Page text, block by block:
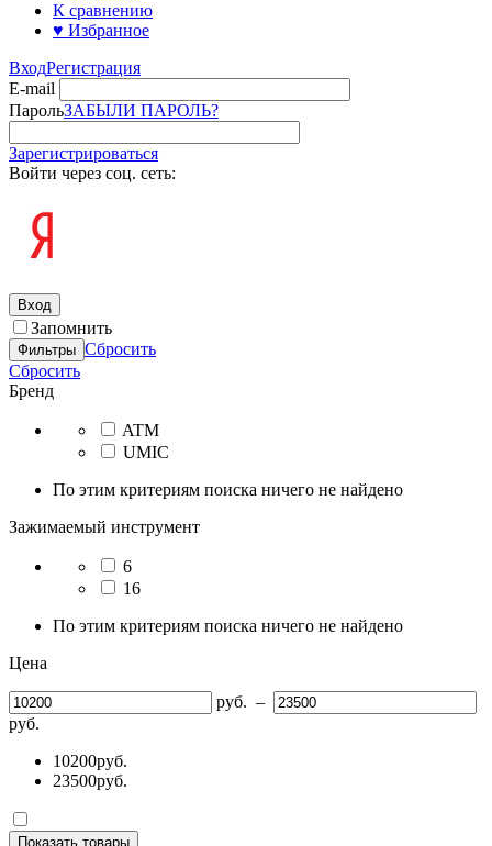
К сравнению
♥ Избранное
ВходРегистрация
E-mail
ПарольЗАБЫЛИ ПАРОЛЬ?
Зарегистрироваться
Войти через соц. сеть:
Вход
Запомнить
Фильтры Сбросить
Сбросить
Бренд
ATM
UMIC
По этим критериям поиска ничего не найдено
Зажимаемый инструмент
6
16
По этим критериям поиска ничего не найдено
Цена
руб. –
руб.
10200руб.
23500руб.
Показать товары